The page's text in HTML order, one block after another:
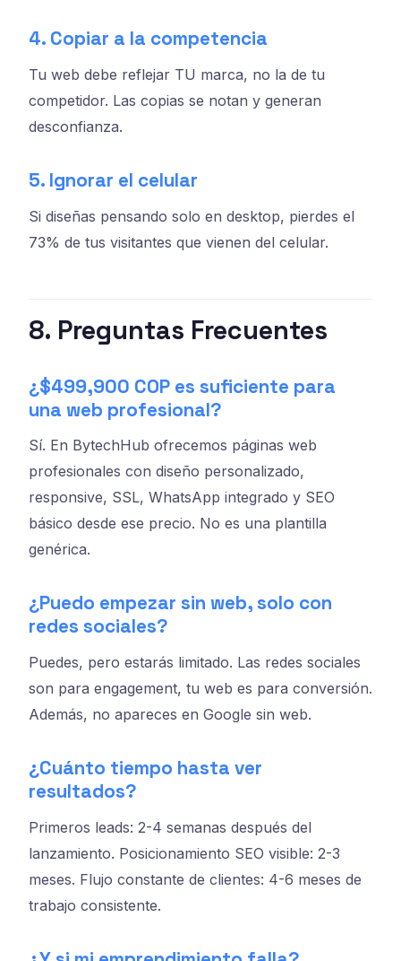
4. Copiar a la competencia
Tu web debe reflejar TU marca, no la de tu
competidor. Las copias se notan y generan
desconfianza.
5. Ignorar el celular
Si diseñas pensando solo en desktop, pierdes el
73% de tus visitantes que vienen del celular.
8. Preguntas Frecuentes
¿$499,900 COP es suficiente para
una web profesional?
Sí. En BytechHub ofrecemos páginas web
profesionales con diseño personalizado,
responsive, SSL, WhatsApp integrado y SEO
básico desde ese precio. No es una plantilla
genérica.
¿Puedo empezar sin web, solo con
redes sociales?
Puedes, pero estarás limitado. Las redes sociales
son para engagement, tu web es para conversión.
Además, no apareces en Google sin web.
¿Cuánto tiempo hasta ver
resultados?
Primeros leads: 2-4 semanas después del
lanzamiento. Posicionamiento SEO visible: 2-3
meses. Flujo constante de clientes: 4-6 meses de
trabajo consistente.